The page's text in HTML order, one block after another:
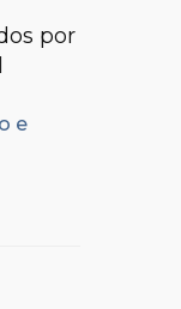
por
e